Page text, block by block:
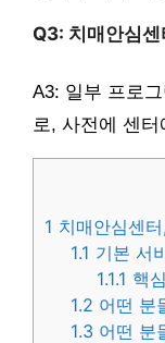
Q3: 치매안심
A3: 일부 프로
로, 사전에 센
1 치매안심센
1.1 기본 서
1.1.1 핵
1.2 어떤 분
1.3 어떤 분